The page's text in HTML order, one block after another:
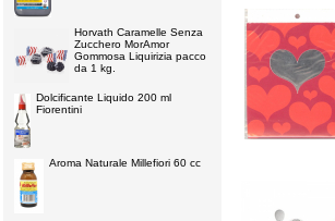
Horvath Caramelle Senza
Zucchero MorAmor
Gommosa Liquirizia pacco
da 1 kg.
Dolcificante Liquido 200 ml
Fiorentini
Aroma Naturale Millefiori 60 cc